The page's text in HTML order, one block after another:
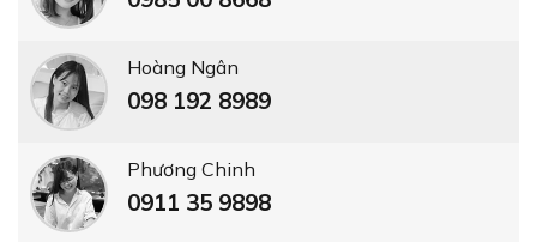
Hoàng Ngân
098 192 8989
Phương Chinh
0911 35 9898